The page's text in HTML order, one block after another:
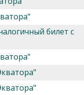
билет с